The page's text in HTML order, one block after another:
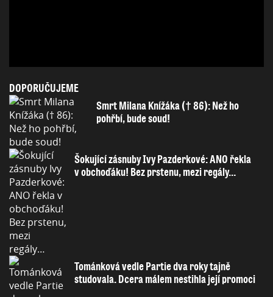
DOPORUČUJEME
Smrt Milana Knížáka († 86): Než ho
pohřbí, bude soud!
Šokující zásnuby Ivy Pazderkové: ANO řekla
v obchoďáku! Bez prstenu, mezi regály…
Tománková vedle Partie dva roky tajně
studovala. Dcera málem nestihla její promoci